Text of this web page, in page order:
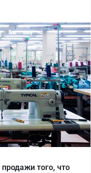
того, что